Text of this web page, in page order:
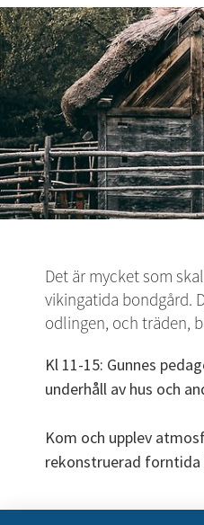
Det är mycket som
vikingatida bondgård.
Kl 11-15: Gunnes
underhåll av hus och
Kom och upplev
rekonstruerad forntida